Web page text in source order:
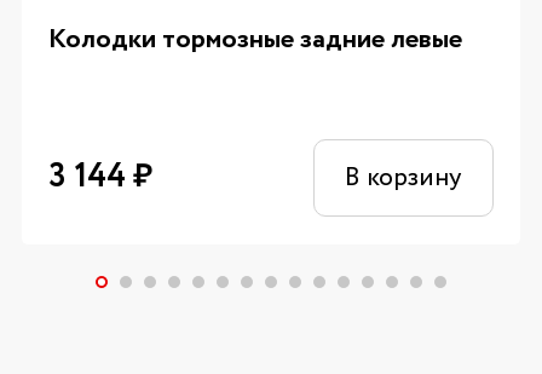
Колодки тормозные задние левые
3 144₽ В корзину